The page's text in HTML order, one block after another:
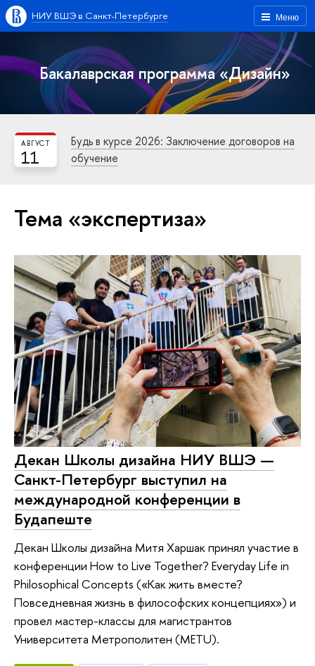
Меню
НИУ ВШЭ в Санкт-Петербурге
Бакалаврская программа «Дизайн»
11
АВГУСТ
Будь в курсе 2026: Заключение договоров на
обучение
Тема «экспертиза»
Декан Школы дизайна НИУ ВШЭ —
Санкт-Петербург выступил на
международной конференции в
Будапеште
Декан Школы дизайна Митя Харшак принял участие в
конференции How to Live Together? Everyday Life in
Philosophical Concepts («Как жить вместе?
Повседневная жизнь в философских концепциях») и
провел мастер-классы для магистрантов
Университета Метрополитен (METU).